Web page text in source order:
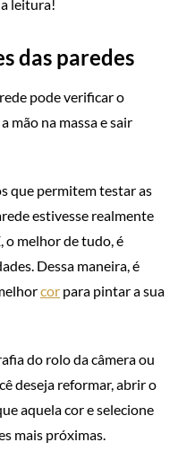
leitura!
das paredes
pode verificar o
mão na massa e sair
que permitem testar as
estivesse realmente
o melhor de tudo, é
Dessa maneira, é
cor para pintar a sua
do rolo da câmera ou
deseja reformar, abrir o
aquela cor e selecione
mais próximas.